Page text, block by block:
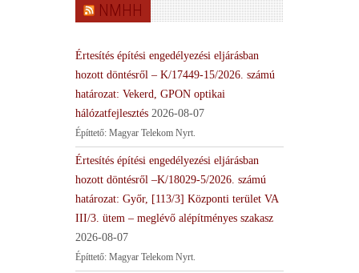
NMHH
Értesítés építési engedélyezési eljárásban
hozott döntésről – K/17449-15/2026. számú
határozat: Vekerd, GPON optikai
hálózatfejlesztés 2026-08-07
Építtető: Magyar Telekom Nyrt.
Értesítés építési engedélyezési eljárásban
hozott döntésről –K/18029-5/2026. számú
határozat: Győr, [113/3] Központi terület VA
III/3. ütem – meglévő alépítményes szakasz
2026-08-07
Építtető: Magyar Telekom Nyrt.